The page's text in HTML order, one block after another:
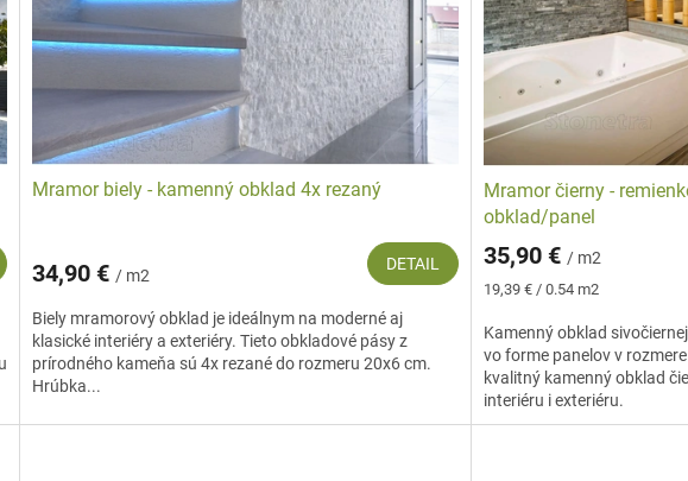
konkurovať prírodnému kameňu najmä v trvanlivosti, v pestrosti farieb a v trblietavom
nenahraditeľným vonkajším a vnútorným materiálom. Prezrite si nasledujúce obklady
Mramor biely - kamenný obklad 4x rezaný
34,90 €/ m2
DETAIL
Biely mramorový obklad je ideálnym na moderné aj
klasické interiéry a exteriéry. Tieto obkladové pásy z
prírodného kameňa sú 4x rezané do rozmeru 20x6 cm.
Hrúbka...
Mramor čierny -
obklad/panel
35,90 € / m2
Jednotková
19,39 € / 0.54 m2
Kamenný obklad
vo forme panelov v
kvalitný kamenný obklad
interiéru i exteriéru.